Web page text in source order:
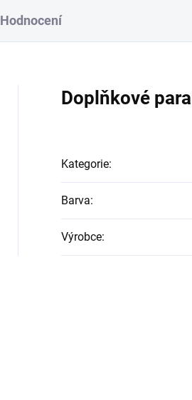
Hodnocení
Doplňkové
Kategorie:
Barva:
Výrobce: